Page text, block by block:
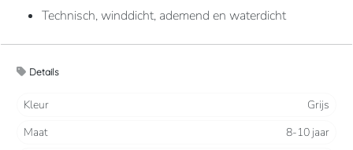
Technisch, winddicht, ademend en waterdicht
Biedt een optimaal comfort dankzij het elastische
Ritssluiting
Details
Kleur
Grijs
Maat
8-10 jaar